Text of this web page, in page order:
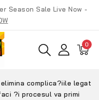
Season Sale Live Now -
0
complica?iile legat
?i procesul va primi